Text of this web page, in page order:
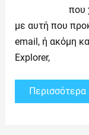
που
με αυτή που
email, ή ακόμη
Explorer,
Περισσότερα